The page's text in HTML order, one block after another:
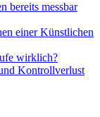
bereits messbar
einer Künstlichen
wirklich?
Kontrollverlust